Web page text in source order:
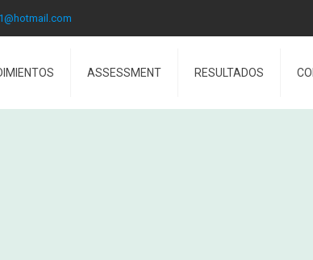
ASSESSMENT RESULTADOS